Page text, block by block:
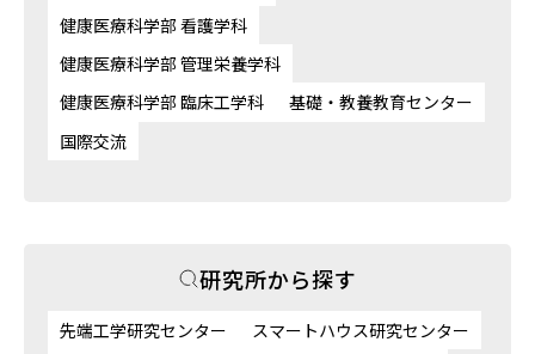
健康医療科学部 看護学科
健康医療科学部 管理栄養学科
健康医療科学部 臨床工学科
基礎・教養教育センター
国際交流
研究所から探す
先端工学研究センター
スマートハウス研究センター